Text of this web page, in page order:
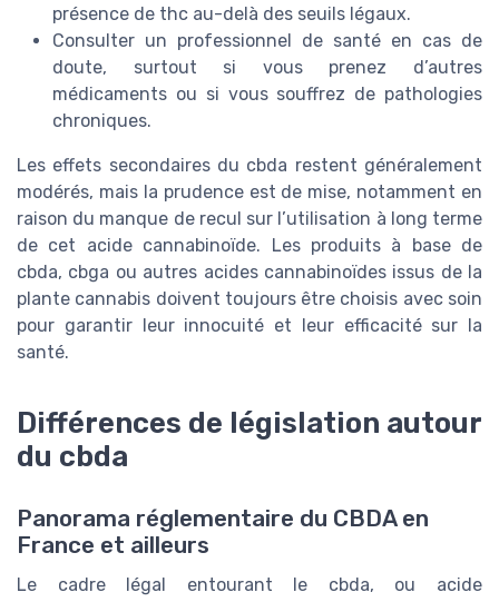
présence de thc au-delà des seuils légaux.
Consulter un professionnel de santé en cas de
doute, surtout si vous prenez d’autres
médicaments ou si vous souffrez de pathologies
chroniques.
Les effets secondaires du cbda restent généralement
modérés, mais la prudence est de mise, notamment en
raison du manque de recul sur l’utilisation à long terme
de cet acide cannabinoïde. Les produits à base de
cbda, cbga ou autres acides cannabinoïdes issus de la
plante cannabis doivent toujours être choisis avec soin
pour garantir leur innocuité et leur efficacité sur la
santé.
Différences de législation autour
du cbda
Panorama réglementaire du CBDA en
France et ailleurs
Le cadre légal entourant le cbda, ou acide